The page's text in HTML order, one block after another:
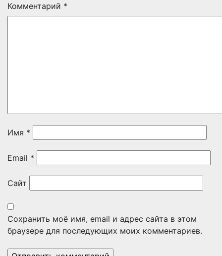
Комментарий *
Имя *
Email *
Сайт
Сохранить моё имя, email и адрес сайта в этом
браузере для последующих моих комментариев.